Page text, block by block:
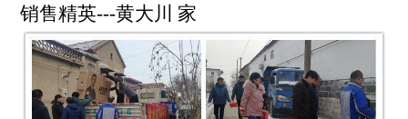
销售精英---黄大川 家